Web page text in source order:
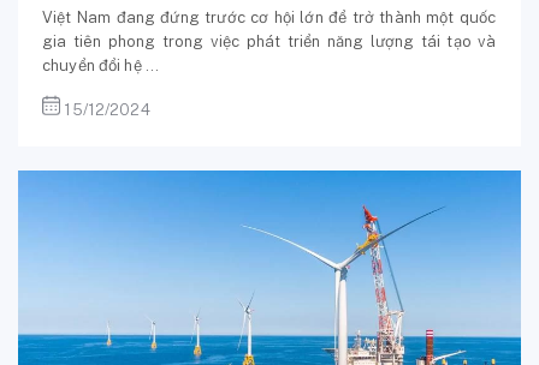
Việt Nam đang đứng trước cơ hội lớn để trở thành một quốc
gia tiên phong trong việc phát triển năng lượng tái tạo và
chuyển đổi hệ ...
15/12/2024